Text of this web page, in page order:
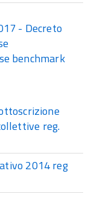
- Decreto
benchmark
reg.
2014 reg